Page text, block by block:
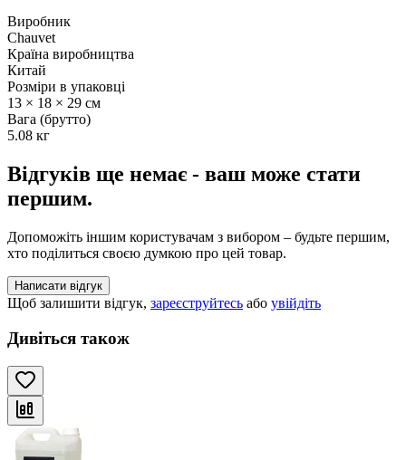
Виробник
Chauvet
Країна виробництва
Китай
Розміри в упаковці
13 × 18 × 29 см
Вага (брутто)
5.08 кг
Відгуків ще немає - ваш може стати
першим.
Допоможіть іншим користувачам з вибором – будьте першим,
хто поділиться своєю думкою про цей товар.
Написати відгук
Щоб залишити відгук, зареєструйтесь або увійдіть
Дивіться також